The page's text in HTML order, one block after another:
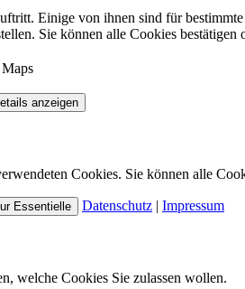
Einige von ihnen sind für
Sie können alle Cookies
anzeigen
Cookies. Sie können alle
Essentielle Datenschutz | Impressum
welche Cookies Sie zulassen wollen.